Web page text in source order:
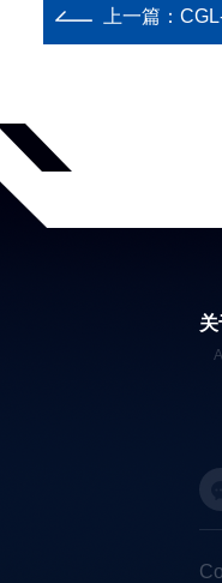
上一篇： CGL-